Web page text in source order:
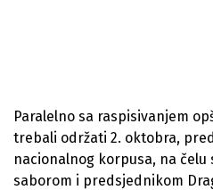
Paralelno sa raspisivanjem
trebali održati 2. oktobra,
nacionalnog korpusa, na
saborom i predsjednikom